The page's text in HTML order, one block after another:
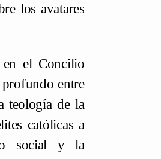
los avatares
en el Concilio
entre
teología de la
católicas a
social y la